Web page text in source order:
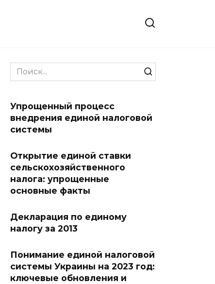
Search
for:
Упрощенный процесс
внедрения единой налоговой
системы
Открытие единой ставки
сельскохозяйственного
налога: упрощенные
основные факты
Декларация по единому
налогу за 2013
Понимание единой налоговой
системы Украины на 2023 год:
ключевые обновления и